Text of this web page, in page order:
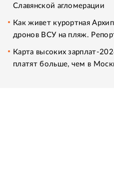
Славянской агломерации
Как живет курортная
дронов ВСУ на пляж.
Карта высоких зарплат-
платят больше, чем в